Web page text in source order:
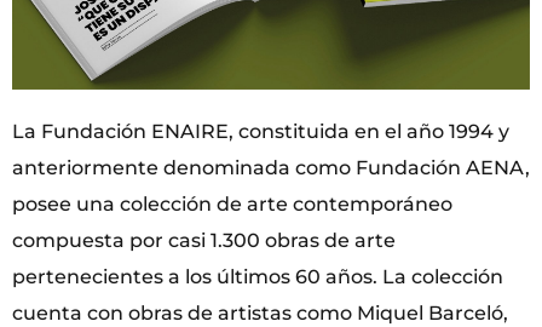
La Fundación ENAIRE, constituida en el año 1994 y
anteriormente denominada como Fundación AENA,
posee una colección de arte contemporáneo
compuesta por casi 1.300 obras de arte
pertenecientes a los últimos 60 años. La colección
cuenta con obras de artistas como Miquel Barceló,